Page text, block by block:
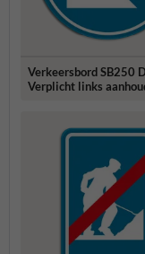
Verkeersbord SB250
Verplicht links